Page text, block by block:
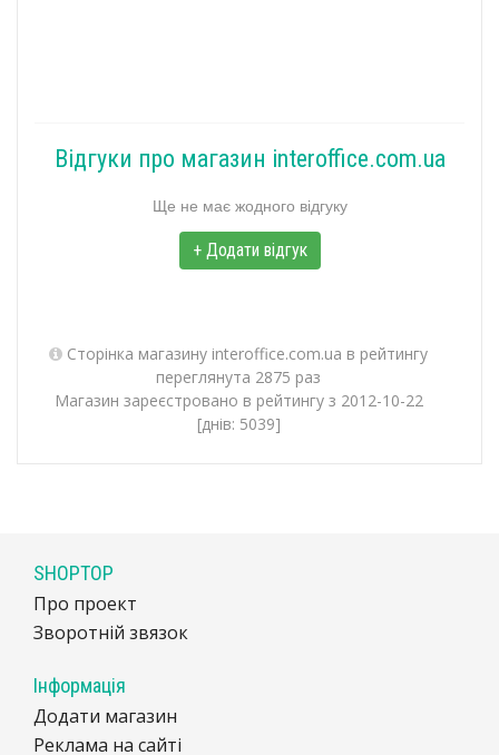
Відгуки про магазин interoffice.com.ua
Ще не має жодного відгуку
+ Додати відгук
Сторінка магазину interoffice.com.ua в рейтингу
переглянута 2875 раз
Магазин зареєстровано в рейтингу з 2012-10-22
[днів: 5039]
SHOPTOP
Про проект
Зворотній звязок
Інформація
Додати магазин
Реклама на сайті